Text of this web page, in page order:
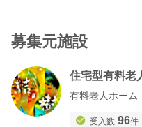
募集元施設
住宅型有料老
有料老人ホーム
受入数 96件